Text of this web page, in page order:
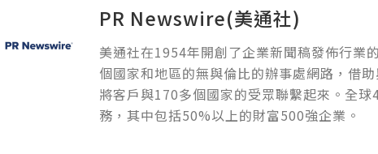
PR Newswire(美通社)
美通社在1954年開創了企業新聞稿發佈行業
個國家和地區的無與倫比的辦事處網路，借
將客戶與170多個國家的受眾聯繫起來。全
務，其中包括50%以上的財富500強企業。